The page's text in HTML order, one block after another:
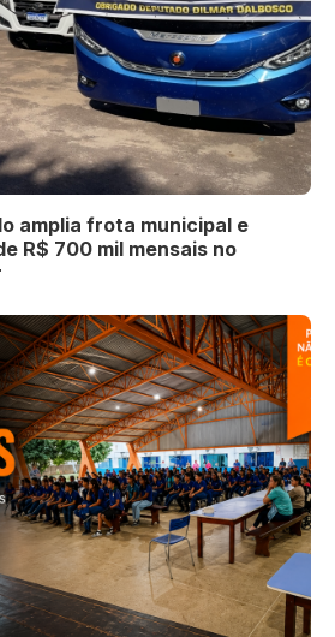
amplia frota municipal e
R$ 700 mil mensais no